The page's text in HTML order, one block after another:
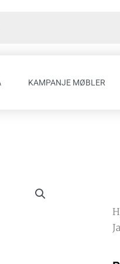
KAMPANJE MØBLER